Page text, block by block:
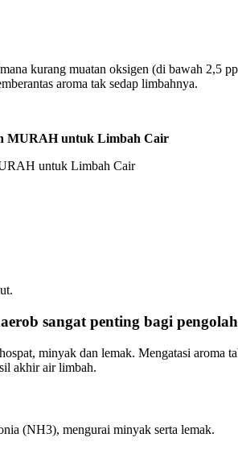
kurang muatan oksigen (di bawah 2,5
aroma tak sedap limbahnya.
MURAH untuk Limbah Cair
sangat penting bagi
minyak dan lemak. Mengatasi aroma
akhir air limbah.
(NH3), mengurai minyak serta lemak.